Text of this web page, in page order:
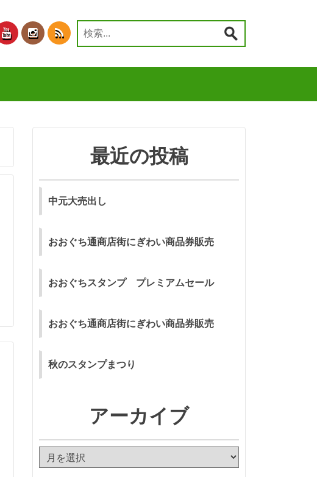
検
索:
最近の投稿
中元大売出し
おおぐち通商店街にぎわい商品券販売
おおぐちスタンプ プレミアムセール
おおぐち通商店街にぎわい商品券販売
秋のスタンプまつり
アーカイブ
ー